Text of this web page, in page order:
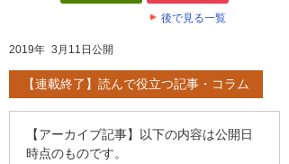
後で見る一覧
2019年 3月11日公開
【連載終了】読んで役立つ記事・コラム
【アーカイブ記事】以下の内容は公開日
時点のものです。